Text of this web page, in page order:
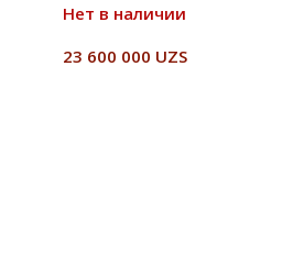
Нет в наличии
23 600 000 UZS